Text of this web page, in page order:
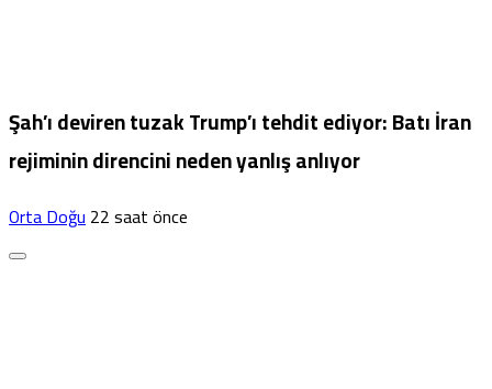
Şah’ı deviren tuzak Trump’ı tehdit ediyor: Batı İran
rejiminin direncini neden yanlış anlıyor
Orta Doğu22 saat önce